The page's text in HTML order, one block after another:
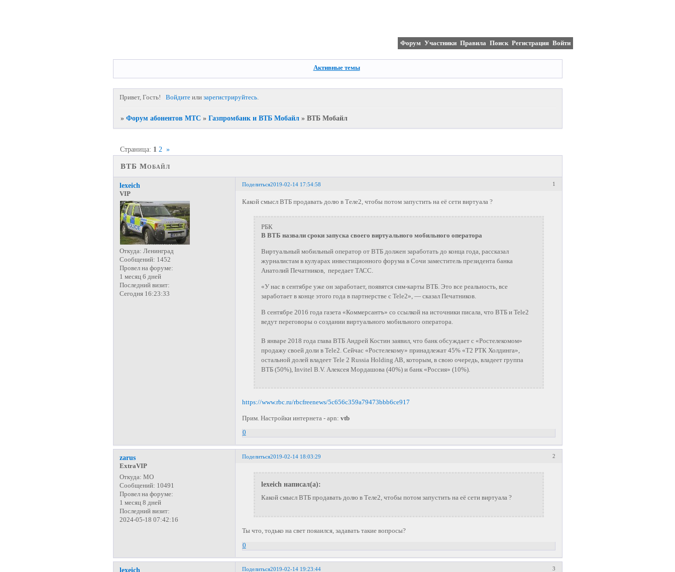
Форум Участники Правила Поиск Регистрация Войти
Активные темы
Привет, Гость! Войдитеили зарегистрируйтесь.
» Форум абонентов МТС » Газпромбанк и ВТБ Мобайл » ВТБ Мобайл
ВТБ Мобайл
Страница: 1 2 »
Поделиться 1
2019-02-14 17:54:58
lexeich
VIP
Откуда: Ленинград
Сообщений: 1452
Провел на форуме:
1 месяц 6 дней
Последний визит:
Сегодня 16:23:33
Какой смысл ВТБ продавать долю в Теле2, чтобы потом запустить на её сети виртуала ?
РБК
В ВТБ назвали сроки запуска своего виртуального мобильного оператора
Виртуальный мобильный оператор от ВТБ должен заработать до конца года, рассказал
журналистам в кулуарах инвестиционного форума в Сочи заместитель президента банка
Анатолий Печатников, передает ТАСС.
«У нас в сентябре уже он заработает, появятся сим-карты ВТБ. Это все реальность, все
заработает в конце этого года в партнерстве с Tele2», — сказал Печатников.
В сентябре 2016 года газета «Коммерсантъ» со ссылкой на источники писала, что ВТБ и Tele2
ведут переговоры о создании виртуального мобильного оператора.
В январе 2018 года глава ВТБ Андрей Костин заявил, что банк обсуждает с «Ростелекомом»
продажу своей доли в Tele2. Сейчас «Ростелекому» принадлежат 45% «Т2 РТК Холдинга»,
остальной долей владеет Tele 2 Russia Holding AB, которым, в свою очередь, владеет группа
ВТБ (50%), Invitel B.V. Алексея Мордашова (40%) и банк «Россия» (10%).
https://www.rbc.ru/rbcfreenews/5c656c359a79473bbb6ce917
Прим. Настройки интернета - apn: vtb
0
Поделиться 2
2019-02-14 18:03:29
zarus
ExtraVIP
Откуда: МО
Сообщений: 10491
Провел на форуме:
1 месяц 8 дней
Последний визит:
2024-05-18 07:42:16
lexeich написал(а):
Какой смысл ВТБ продавать долю в Теле2, чтобы потом запустить на её сети виртуала ?
Ты что, тодько на свет пояаился, задавать такие вопросы?
0
Поделиться 3
2019-02-14 19:23:44
lexeich